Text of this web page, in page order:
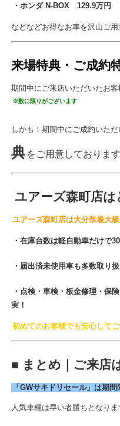
・ホンダ N-BOX 129.9万円
などなどお得なお車を沢山ご
来場特典・ご成約
期間中にご来店いただいたお客
※数に限りがございます
しかも！期間中にご成約いただ
典 をご用意しております
ユアーズ森町店
ユアーズ森町店は大分県最大
・在庫台数は軽自動車だけで
・届出済未使用車も多数取り扱
・点検・車検・板金修理・保
実！
初めてのお客様でも安心して
■ まとめ｜ご来店
「GWサキドリセール」は期
人気車種は早い者勝ちとなりま